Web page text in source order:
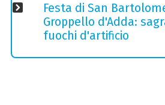
Festa di San
Groppello d'Adda:
fuochi d'artificio